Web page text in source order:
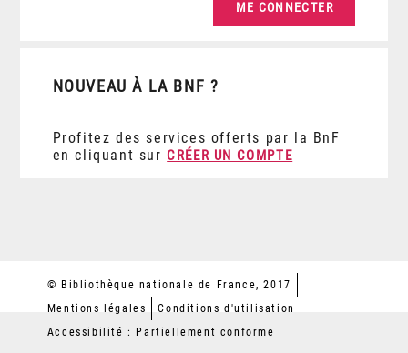
NOUVEAU À LA BNF ?
Profitez des services offerts par la BnF
en cliquant sur CRÉER UN COMPTE
© Bibliothèque nationale de France, 2017
Mentions légales
Conditions d'utilisation
Accessibilité : Partiellement conforme